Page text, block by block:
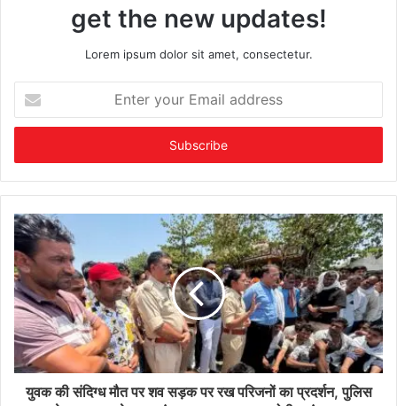
get the new updates!
Lorem ipsum dolor sit amet, consectetur.
your
Email
युवक की संदिग्ध मौत पर शव सड़क पर रख परिजनों का प्रदर्शन, पुलिस